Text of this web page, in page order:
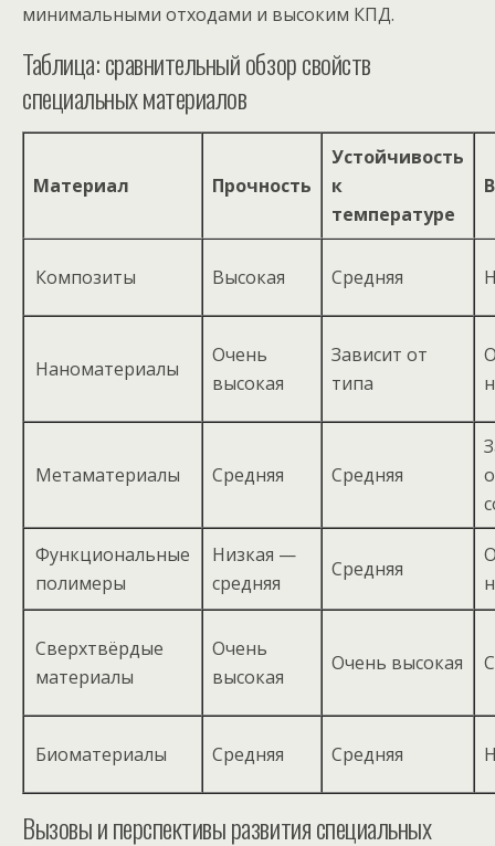
минимальными отходами и высоким КПД.
Таблица: сравнительный обзор свойств
специальных материалов
Материал Прочность
Устойчивость
к
температуре
Композиты Высокая Средняя
Наноматериалы
Очень
высокая
Зависит от
типа
Метаматериалы Средняя Средняя
Функциональные
полимеры
Низкая —
средняя
Средняя
Сверхтвёрдые
материалы
Очень
высокая
Очень высокая
Биоматериалы Средняя Средняя
Вызовы и перспективы развития специальных